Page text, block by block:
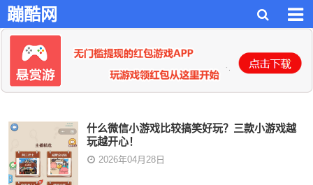
蹦酷网
什么微信小游戏比较搞笑好玩？三款小游戏越
玩越开心！
2026年04月28日